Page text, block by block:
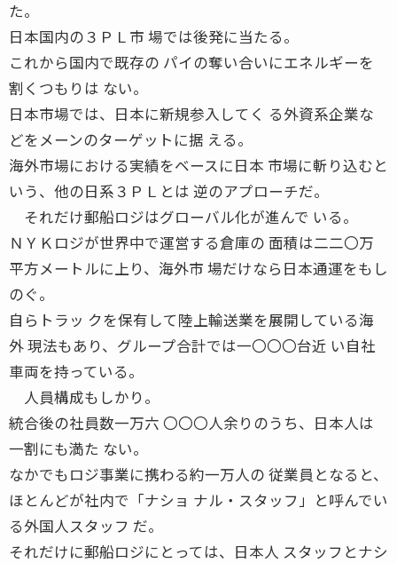
た。
日本国内の３ＰＬ市 場では後発に当たる。
これから国内で既存の パイの奪い合いにエネルギーを
割くつもりは ない。
日本市場では、日本に新規参入してく る外資系企業な
どをメーンのターゲットに据 える。
海外市場における実績をベースに日本 市場に斬り込むと
いう、他の日系３ＰＬとは 逆のアプローチだ。
それだけ郵船ロジはグローバル化が進んで いる。
ＮＹＫロジが世界中で運営する倉庫の 面積は二二〇万
平方メートルに上り、海外市 場だけなら日本通運をもし
のぐ。
自らトラッ クを保有して陸上輸送業を展開している海
外 現法もあり、グループ合計では一〇〇〇台近 い自社
車両を持っている。
人員構成もしかり。
統合後の社員数一万六 〇〇〇人余りのうち、日本人は
一割にも満た ない。
なかでもロジ事業に携わる約一万人の 従業員となると、
ほとんどが社内で「ナショ ナル・スタッフ」と呼んでい
る外国人スタッフ だ。
それだけに郵船ロジにとっては、日本人 スタッフとナシ